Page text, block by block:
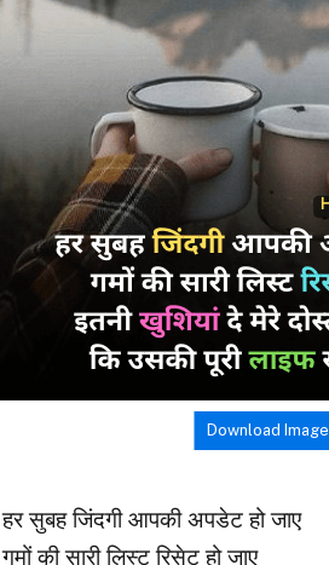
Download Image
हर सुबह जिंदगी आपकी अपडेट हो जाए
गमों की सारी लिस्ट रिसेट हो जाए